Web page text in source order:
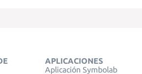
APLICACIONES
Aplicación Symbolab